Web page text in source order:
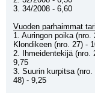
3. 34/2008 - 6,60
Vuoden parhaimmat
1. Auringon poika
Klondikeen (nro. 27) -
2. Ihmeidentekijä (nro.
9,75
3. Suurin kurpitsa
48) - 9,25